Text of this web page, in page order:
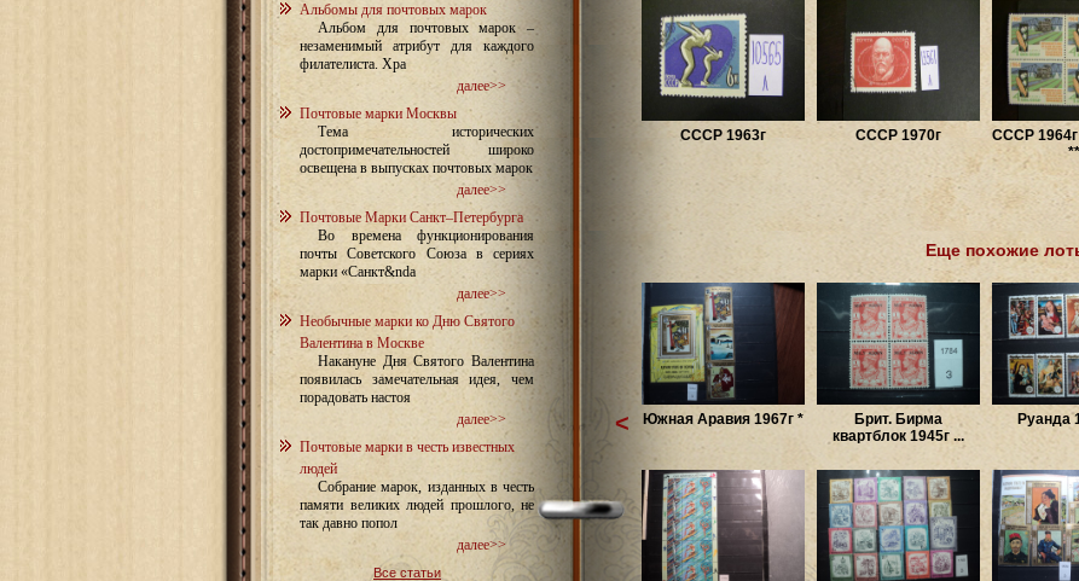
Альбомы для почтовых марок
Альбом для почтовых марок –
незаменимый атрибут для каждого
филателиста. Хра
далее>>
Почтовые марки Москвы
Тема исторических
достопримечательностей широко
освещена в выпусках почтовых марок
далее>>
Почтовые Марки Санкт–Петербурга
Во времена функционирования
почты Советского Союза в сериях
марки «Санкт&nda
далее>>
Необычные марки ко Дню Святого
Валентина в Москве
Накануне Дня Святого Валентина
появилась замечательная идея, чем
порадовать настоя
далее>>
Почтовые марки в честь известных
людей
Собрание марок, изданных в честь
памяти великих людей прошлого, не
так давно попол
далее>>
Все статьи
СССР 1963г СССР 1970г
СССР 1964г
**
Еще похожие
Южная Аравия 1967г *
Брит. Бирма
квартблок 1945г ...
Руанда
<